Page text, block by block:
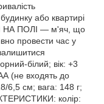
або квартирі
НА ПОЛІ — м'яч, що
провести час у
білий; вік: +3
(не входять до
6,5 см; вага: 148 г;
колір: